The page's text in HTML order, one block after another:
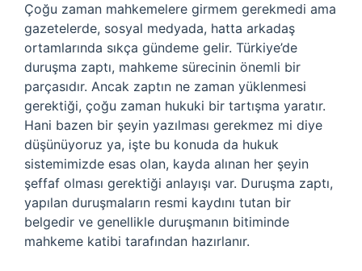
Çoğu zaman mahkemelere girmem gerekmedi ama
gazetelerde, sosyal medyada, hatta arkadaş
ortamlarında sıkça gündeme gelir. Türkiye’de
duruşma zaptı, mahkeme sürecinin önemli bir
parçasıdır. Ancak zaptın ne zaman yüklenmesi
gerektiği, çoğu zaman hukuki bir tartışma yaratır.
Hani bazen bir şeyin yazılması gerekmez mi diye
düşünüyoruz ya, işte bu konuda da hukuk
sistemimizde esas olan, kayda alınan her şeyin
şeffaf olması gerektiği anlayışı var. Duruşma zaptı,
yapılan duruşmaların resmi kaydını tutan bir
belgedir ve genellikle duruşmanın bitiminde
mahkeme katibi tarafından hazırlanır.